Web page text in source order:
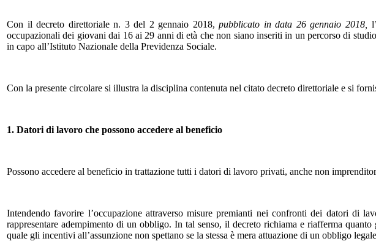
Con il decreto direttoriale n. 3 del 2 gennaio 2018, pubblicato in data 26 gennaio 2018,
occupazionali dei giovani dai 16 ai 29 anni di età che non siano inseriti in un percorso di
in capo all’Istituto Nazionale della Previdenza Sociale.
Con la presente circolare si illustra la disciplina contenuta nel citato decreto direttoriale e si
1. Datori di lavoro che possono accedere al beneficio
Possono accedere al beneficio in trattazione tutti i datori di lavoro privati, anche non
Intendendo favorire l’occupazione attraverso misure premianti nei confronti dei datori di
rappresentare adempimento di un obbligo. In tal senso, il decreto richiama e riafferma
quale gli incentivi all’assunzione non spettano se la stessa è mera attuazione di un obbligo